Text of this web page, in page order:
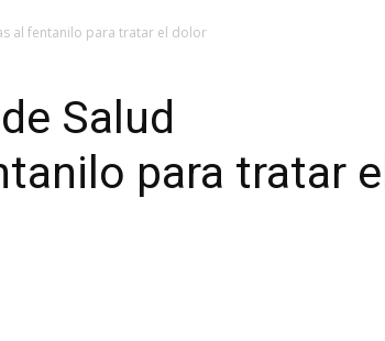
al fentanilo para tratar el dolor
Salud
para tratar el